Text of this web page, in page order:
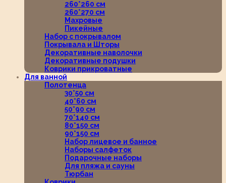
260*260 см
260*270 см
Махровые
Пикейные
Набор с покрывалом
Покрывала и Шторы
Декоративные наволочки
Декоративные подушки
Коврики прикроватные
Для ванной
Полотенца
30*50 см
40*60 см
50*90 см
70*140 см
80*150 см
90*150 см
Набор лицевое и банное
Наборы салфеток
Подарочные наборы
Для пляжа и сауны
Тюрбан